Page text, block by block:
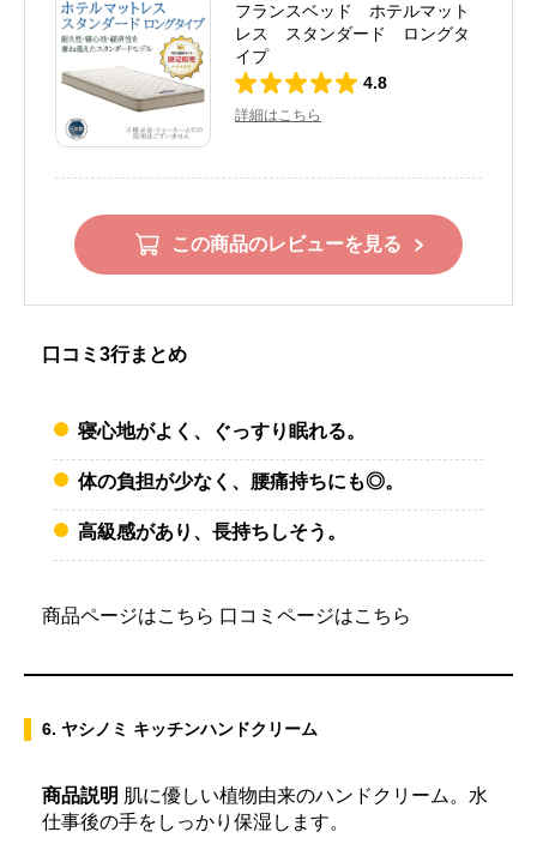
フランスベッド ホテルマット
レス スタンダード ロングタ
イプ
4.8
詳細はこちら
この商品のレビューを見る
口コミ3行まとめ
寝心地がよく、ぐっすり眠れる。
体の負担が少なく、腰痛持ちにも◎。
高級感があり、長持ちしそう。
商品ページはこちら 口コミページはこちら
6. ヤシノミ キッチンハンドクリーム
商品説明 肌に優しい植物由来のハンドクリーム。水
仕事後の手をしっかり保湿します。